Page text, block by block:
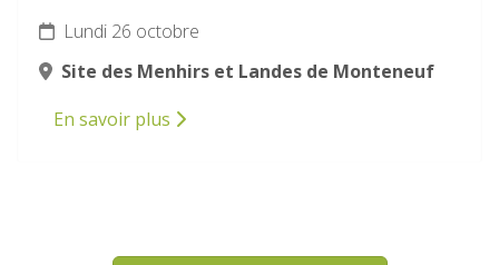
Lundi 26 octobre
Site des Menhirs et Landes de Monteneuf
En savoir plus